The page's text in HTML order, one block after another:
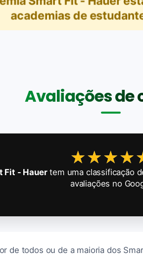
academias de
Avaliações de
Fit - Hauertem uma classificação
avaliações no
de todos ou de a maioria dos